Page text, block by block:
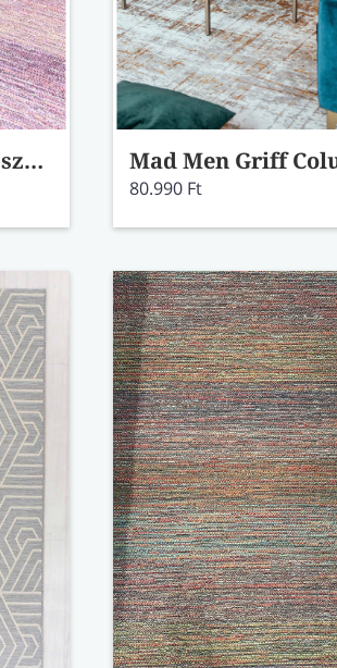
Port mályva kültéri szőnyeg 89004/1001-99 81x150
80.990 Ft